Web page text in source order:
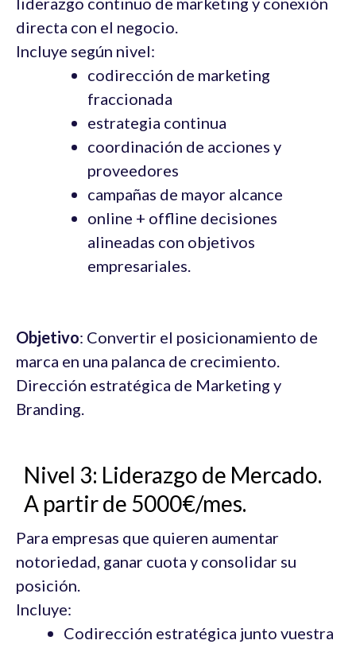
directa con el negocio.
Incluye según nivel:
codirección de marketing
fraccionada
estrategia continua
coordinación de acciones y
proveedores
campañas de mayor alcance
online + offline decisiones
alineadas con objetivos
empresariales.
Objetivo: Convertir el posicionamiento de
marca en una palanca de crecimiento.
Dirección estratégica de Marketing y
Branding.
Nivel 3: Liderazgo de Mercado.
A partir de 5000€/mes.
Para empresas que quieren aumentar
notoriedad, ganar cuota y consolidar su
posición.
Incluye:
Codirección estratégica junto vuestra